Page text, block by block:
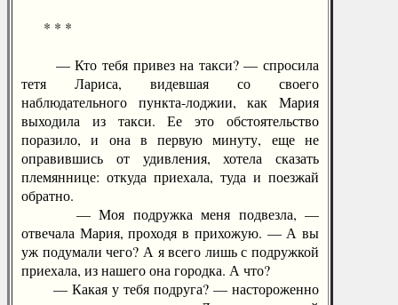
* * *
— Кто тебя привез на такси? — спросила
тетя Лариса, видевшая со своего
наблюдательного пункта-лоджии, как Мария
выходила из такси. Ее это обстоятельство
поразило, и она в первую минуту, еще не
оправившись от удивления, хотела сказать
племяннице: откуда приехала, туда и поезжай
обратно.
— Моя подружка меня подвезла, —
отвечала Мария, проходя в прихожую. — А вы
уж подумали чего? А я всего лишь с подружкой
приехала, из нашего она городка. А что?
— Какая у тебя подруга? — настороженно